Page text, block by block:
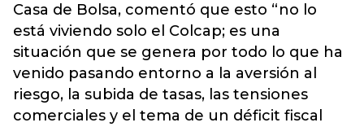
Casa de Bolsa, comentó que esto “no lo
está viviendo solo el Colcap; es una
situación que se genera por todo lo que ha
venido pasando entorno a la aversión al
riesgo, la subida de tasas, las tensiones
comerciales y el tema de un déficit fiscal